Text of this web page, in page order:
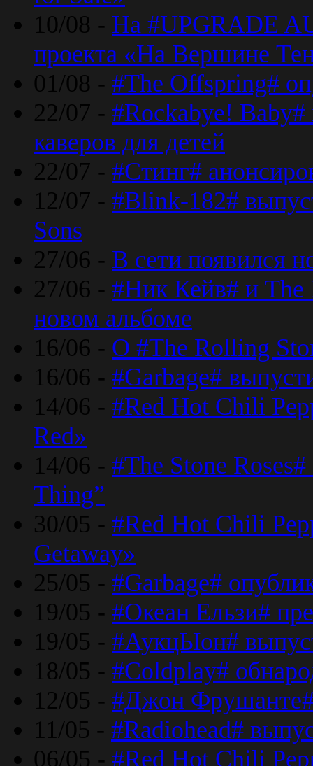
10/08 - На #UPGRADE
проекта «На Вершине
01/08 - #The Offspring#
22/07 - #Rockabye!
каверов для детей
22/07 - #Стинг#
12/07 - #Blink-182#
Sons
27/06 - В сети появился
27/06 - #Ник Кейв# и The
новом альбоме
16/06 - О #The Rolling
16/06 - #Garbage#
14/06 - #Red Hot Chili
Red»
14/06 - #The Stone
Thing”
30/05 - #Red Hot Chili
Getaway»
25/05 - #Garbage#
19/05 - #Океан Ельзи#
19/05 - #АукцЫон#
18/05 - #Coldplay#
12/05 - #Джон
11/05 - #Radiohead#
06/05 - #Red Hot Chili